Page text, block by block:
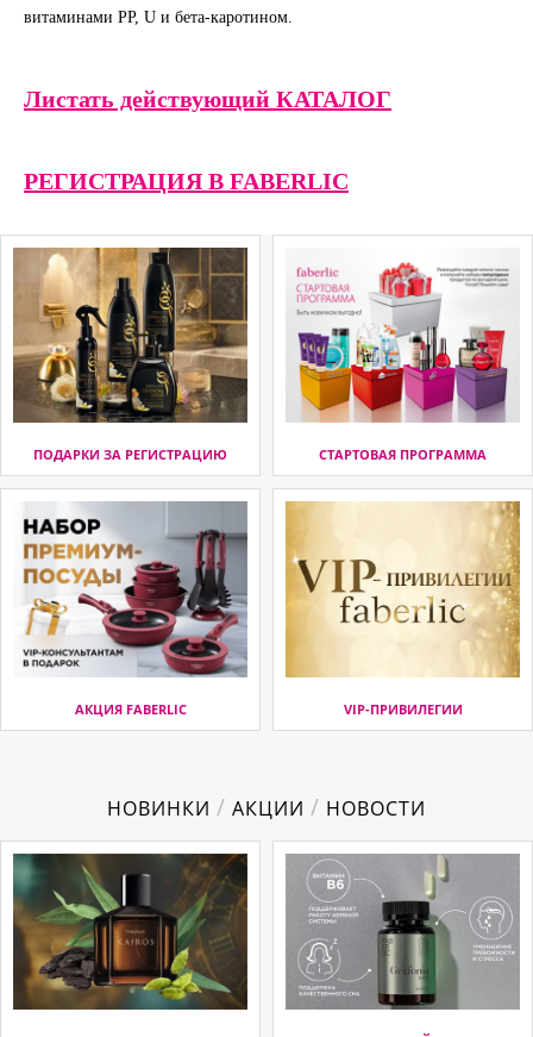
витаминами РР, U и бета-каротином.
Листать действующий КАТАЛОГ
РЕГИСТРАЦИЯ В FABERLIC
ПОДАРКИ ЗА РЕГИСТРАЦИЮ СТАРТОВАЯ ПРОГРАММА
АКЦИЯ FABERLIC VIP-ПРИВИЛЕГИИ
НОВИНКИ / АКЦИИ / НОВОСТИ